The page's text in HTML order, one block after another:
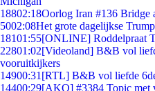
18802:18Oorlog Iran #136 Bridge
5002:08Het grote dagelijkse
18101:55[ONLINE] Roddelpraat
22801:02[Videoland] B&B vol
vooruitkijkers
14900:31 [RTL] B&B vol liefde
14400:29[AKQ] #3384 Topic met